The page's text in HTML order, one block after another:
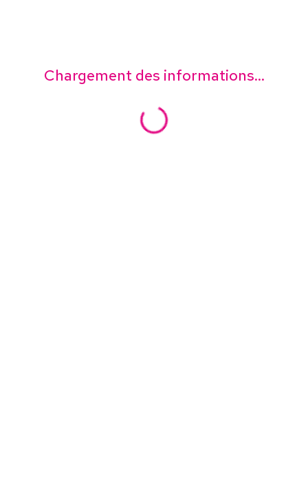
Chargement des informations...